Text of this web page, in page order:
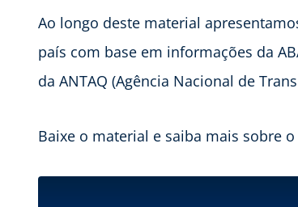
Ao longo deste material
país com base em informações da
da ANTAQ (Agência Nacional de
Baixe o material e saiba mais sobre